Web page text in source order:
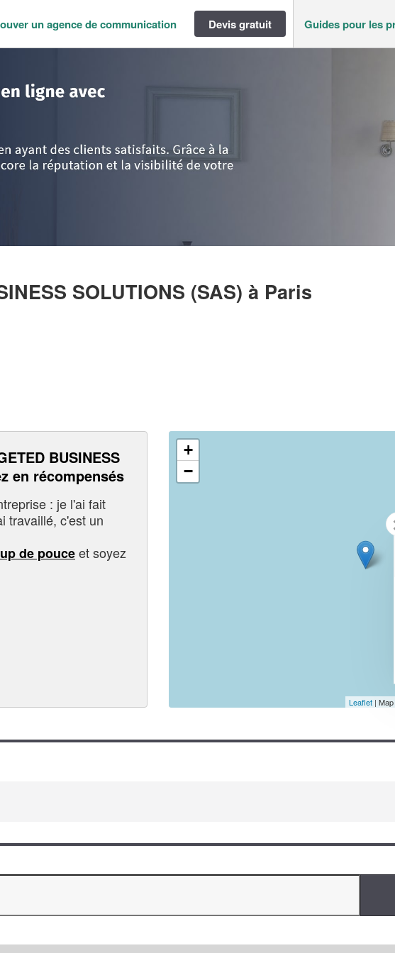
un agence de communication Devis gratuit Guides pour les
SOLUTIONS (SAS) à Paris
BUSINESS
en récompensés
: je l'ai fait
travaillé, c'est un
de pouceet soyez
+
−
Leaflet |